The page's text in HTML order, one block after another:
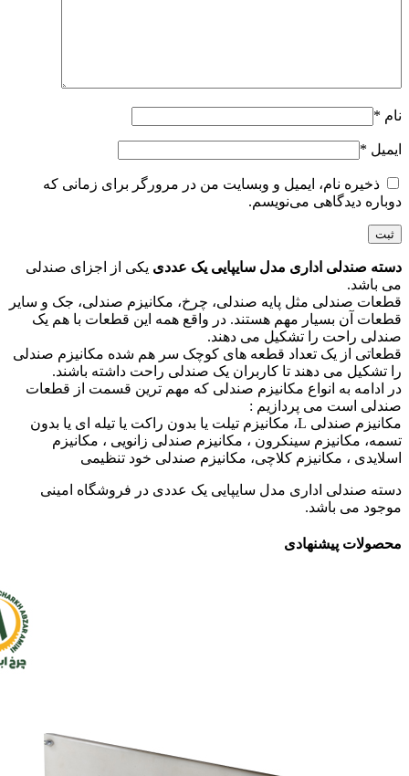
نام *
ایمیل *
ذخیره نام، ایمیل و وبسایت من در مرورگر برای زمانی که
دوباره دیدگاهی می‌نویسم.
دسته صندلی اداری مدل سایپایی یک عددی یکی از اجزای صندلی
می باشد.
قطعات صندلی مثل پایه صندلی، چرخ، مکانیزم صندلی، جک و سایر
قطعات آن بسیار مهم هستند. در واقع همه این قطعات با هم یک
صندلی راحت را تشکیل می دهند.
قطعاتی از یک تعداد قطعه های کوچک سر هم شده مکانیزم صندلی
را تشکیل می دهند تا کاربران یک صندلی راحت داشته باشند.
در ادامه به انواع مکانیزم صندلی که مهم ترین قسمت از قطعات
صندلی است می پردازیم :
مکانیزم صندلی L، مکانیزم تیلت یا بدون راکت یا تیله ای یا بدون
تسمه، مکانیزم سینکرون ، مکانیزم صندلی زانویی ، مکانیزم
اسلایدی ، مکانیزم کلاچی، مکانیزم صندلی خود تنظیمی
دسته صندلی اداری مدل سایپایی یک عددی در فروشگاه امینی
موجود می باشد.
محصولات پیشنهادی